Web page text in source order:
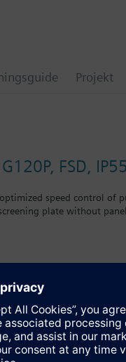
Projekt
FSD,
speed control of
plate without
ökar djupet med 5